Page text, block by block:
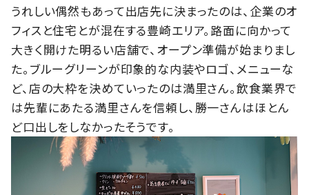
うれしい偶然もあって出店先に決まったのは、企業のオ
フィスと住宅とが混在する豊崎エリア。路面に向かって
大きく開けた明るい店舗で、オープン準備が始まりまし
た。ブルーグリーンが印象的な内装やロゴ、メニューな
ど、店の大枠を決めていったのは満里さん。飲食業界で
は先輩にあたる満里さんを信頼し、勝一さんはほとん
ど口出しをしなかったそうです。